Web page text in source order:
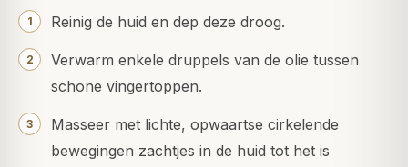
Reinig de huid en dep deze droog.
Verwarm enkele druppels van de olie tussen
schone vingertoppen.
Masseer met lichte, opwaartse cirkelende
bewegingen zachtjes in de huid tot het is